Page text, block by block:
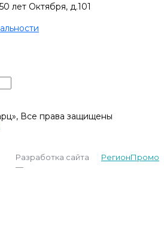
лет Октября, д.101
Все права защищены
Разработка сайта
—
РегионПромо